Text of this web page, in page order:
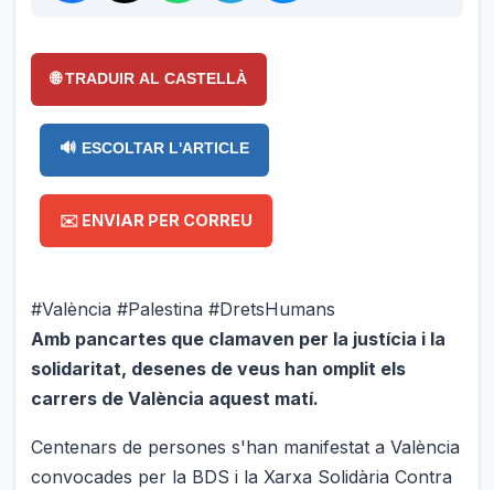
🌐 TRADUIR AL CASTELLÀ
🔊 ESCOLTAR L'ARTICLE
✉️ ENVIAR PER CORREU
#València #Palestina #DretsHumans
Amb pancartes que clamaven per la justícia i la
solidaritat, desenes de veus han omplit els
carrers de València aquest matí.
Centenars de persones s'han manifestat a València
convocades per la BDS i la Xarxa Solidària Contra